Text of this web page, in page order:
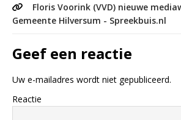
Floris Voorink (VVD) nieuwe
Gemeente Hilversum - Spreekbuis.nl
Geef een reactie
Uw e-mailadres wordt niet gepubliceerd.
Reactie